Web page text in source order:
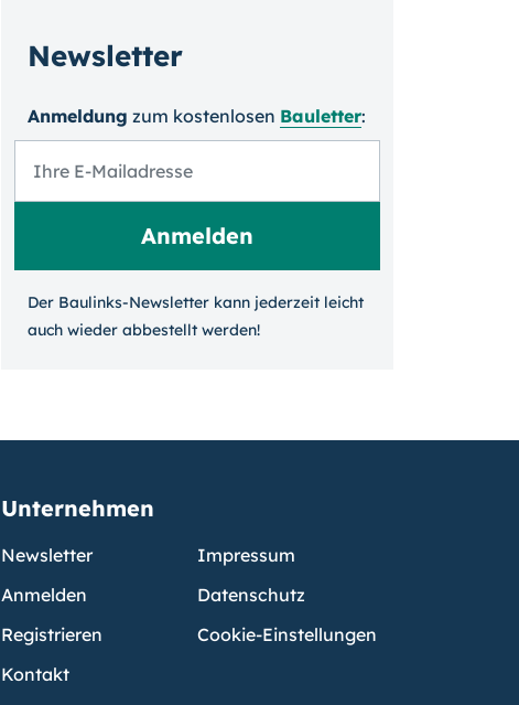
Newsletter
Anmeldung zum kosten­losen Bauletter:
Der Baulinks-Newsletter kann jeder­zeit leicht
auch wieder ab­bestellt werden!
Unternehmen
Newsletter
Anmelden
Registrieren
Kontakt
Impressum
Datenschutz
Cookie-Einstellungen